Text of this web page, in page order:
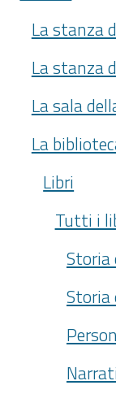
La stanza
La stanza
La sala
La
Libri
Tutti i
Storia